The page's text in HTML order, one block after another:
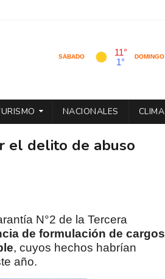
NACIONALES CLIMA
el delito de abuso
N°2 de la Tercera
de formulación de cargos
, cuyos hechos habrían
año.